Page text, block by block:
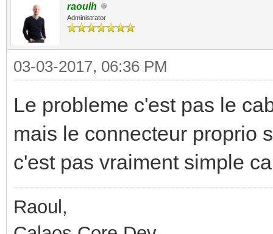
raoulh
Administrator
03-03-2017, 06:36 PM
Le probleme c'est pas le
mais le connecteur proprio
c'est pas vraiment simple
Raoul,